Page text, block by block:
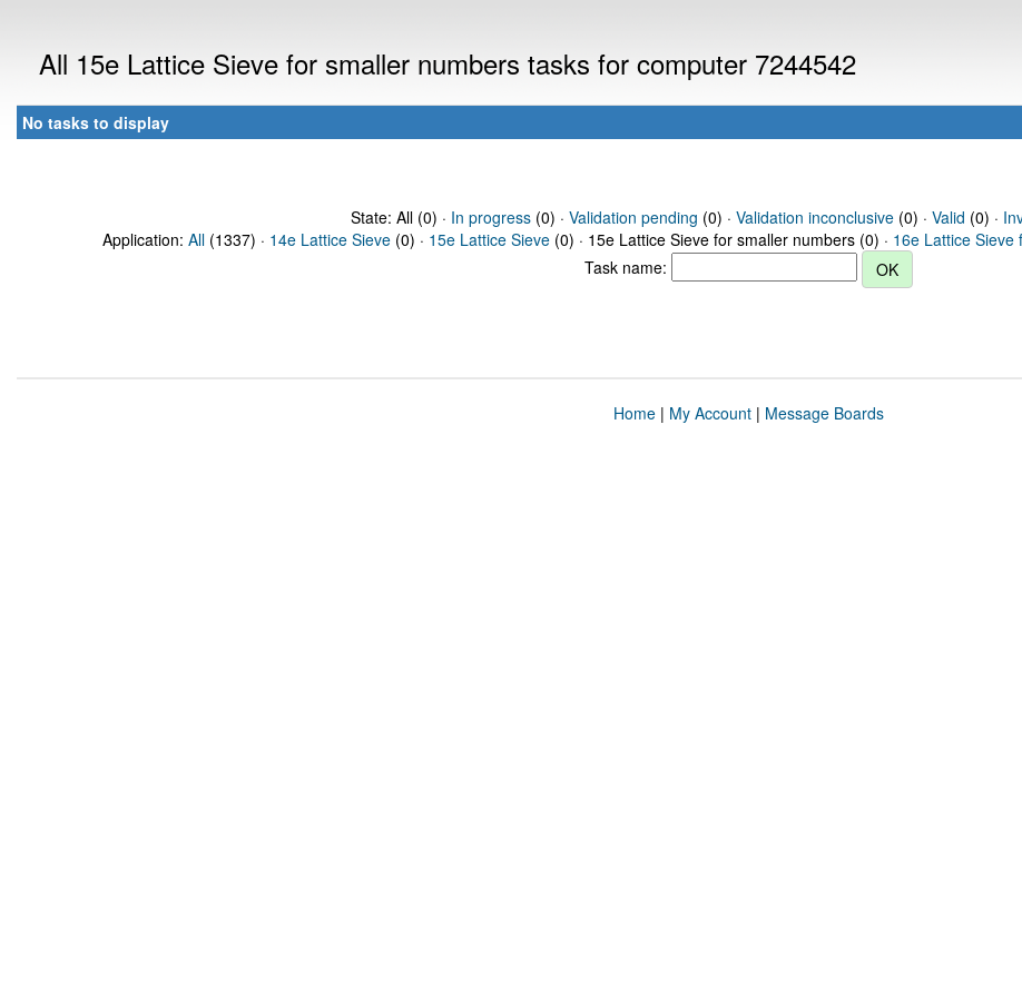
All 15e Lattice Sieve for smaller numbers tasks for computer 7244542
No tasks to display
State: All (0) · In progress(0) · Validation pending (0) · Validation inconclusive(0) · Valid (0) ·
Application: All (1337) · 14e Lattice Sieve (0) · 15e Lattice Sieve (0) · 15e Lattice Sieve for smaller numbers (0) · 16e Lattice Sieve
Task name:
Home| My Account| Message Boards